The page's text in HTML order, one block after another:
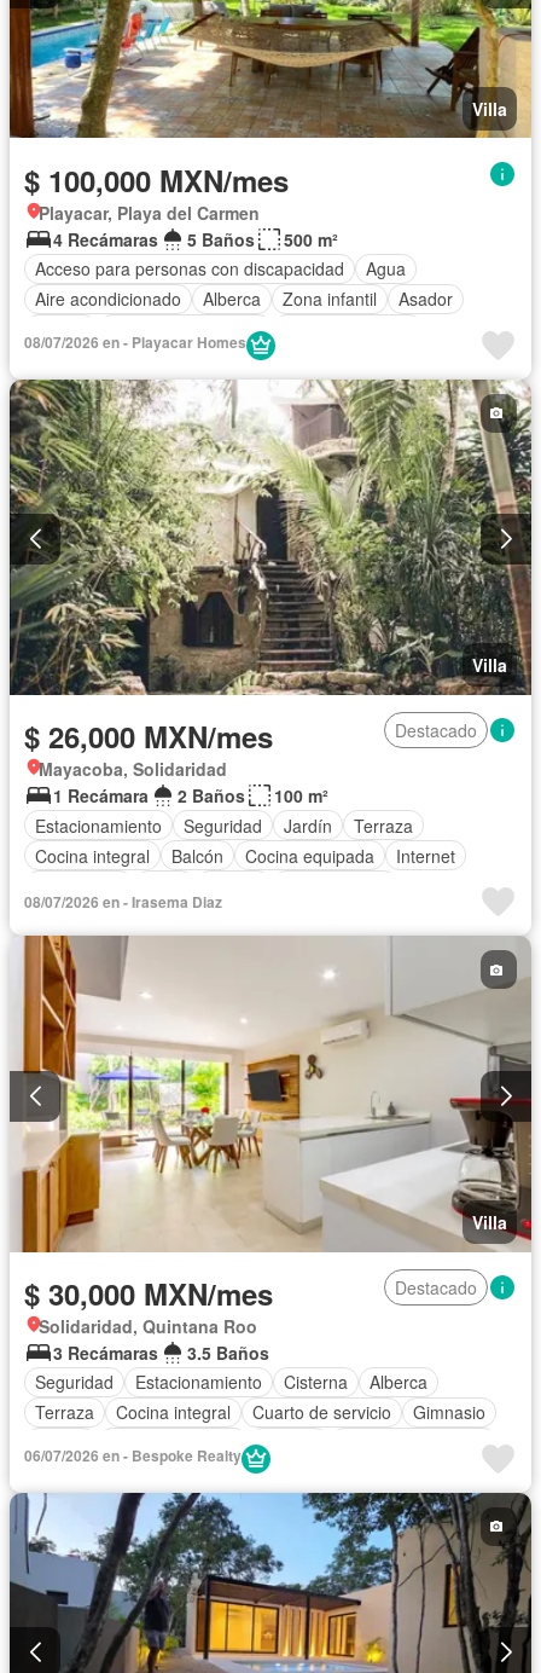
Villa
$ 100,000 MXN/mes
Playacar, Playa del Carmen
4 Recámaras
5 Baños
500 m²
Acceso para personas con discapacidad
Agua
Aire acondicionado
Alberca Zona infantil
Asador
Caseta de vigilancia
Cuarto de Limpieza
Estacionamiento
Gas natural Jardín
Despacho
Recámara con closet
Sauna
Seguridad
Televisión por cable
Wifi
Zonas verdes
Permite mascotas
Permite niños
08/07/2026 en - Playacar Homes
Villa
$ 26,000 MXN/mes
Destacado
Mayacoba, Solidaridad
1 Recámara
2 Baños
100 m²
Estacionamiento
Seguridad Jardín
Terraza
Cocina integral
Balcón Cocina equipada
Internet
Recámara con closet
Wifi
Permite niños
Completamente amueblado
08/07/2026 en - Irasema Diaz
Villa
$ 30,000 MXN/mes
Destacado
Solidaridad, Quintana Roo
3 Recámaras
3.5 Baños
Seguridad
Estacionamiento Cisterna
Alberca
Terraza
Cocina integral Cuarto de servicio
Gimnasio
Internet
Aire acondicionado
Circuito cerrado de televisión
Cuarto de Limpieza
Zonas verdes
Vista panorámica
Recámara con closet
Caseta de vigilancia
Completamente amueblado
06/07/2026 en - Bespoke Realty